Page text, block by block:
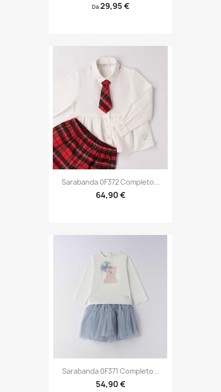
Da 29,95 €
Sarabanda 0F372 Completo...
64,90 €
Sarabanda 0F371 Completo...
54,90 €